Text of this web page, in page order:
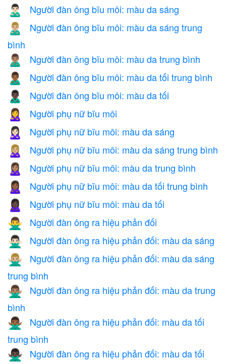
🙎🏻‍♂️ Người đàn ông bĩu môi: màu da sáng
🙎🏼‍♂️
Người đàn ông bĩu môi: màu da sáng trung
bình
🙎🏽‍♂️ Người đàn ông bĩu môi: màu da trung bình
🙎🏾‍♂️ Người đàn ông bĩu môi: màu da tối trung bình
🙎🏿‍♂️ Người đàn ông bĩu môi: màu da tối
🙎‍♀️ Người phụ nữ bĩu môi
🙎🏻‍♀️ Người phụ nữ bĩu môi: màu da sáng
🙎🏼‍♀️ Người phụ nữ bĩu môi: màu da sáng trung bình
🙎🏽‍♀️ Người phụ nữ bĩu môi: màu da trung bình
🙎🏾‍♀️ Người phụ nữ bĩu môi: màu da tối trung bình
🙎🏿‍♀️ Người phụ nữ bĩu môi: màu da tối
🙅‍♂️ Người đàn ông ra hiệu phản đối
🙅🏻‍♂️ Người đàn ông ra hiệu phản đối: màu da sáng
🙅🏼‍♂️
Người đàn ông ra hiệu phản đối: màu da sáng
trung bình
🙅🏽‍♂️
Người đàn ông ra hiệu phản đối: màu da trung
bình
🙅🏾‍♂️
Người đàn ông ra hiệu phản đối: màu da tối
trung bình
🙅🏿‍♂️ Người đàn ông ra hiệu phản đối: màu da tối